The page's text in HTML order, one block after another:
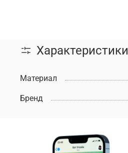
Характеристики
Материал
Бренд